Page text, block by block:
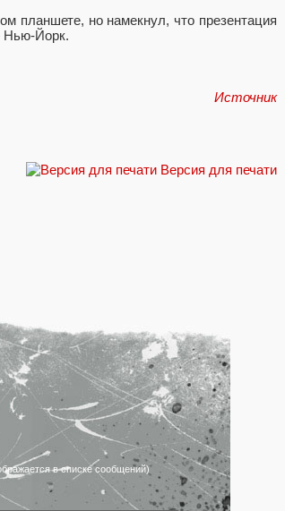
планшете, но намекнул, что презентация
Нью-Йорк.
Источник
Версия для печати
в списке сообщений)